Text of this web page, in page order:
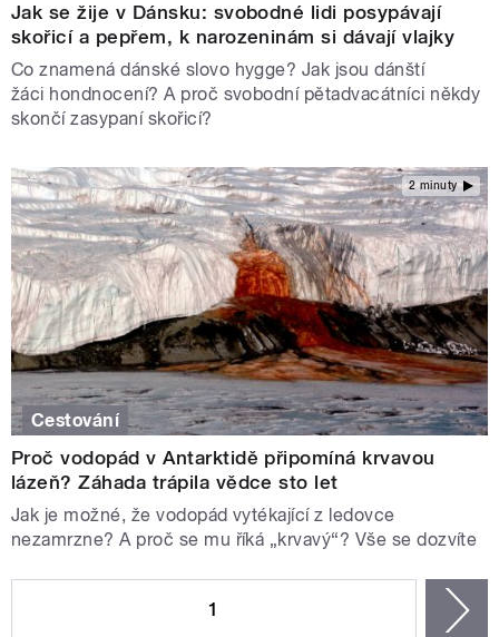
Jak se žije v Dánsku: svobodné lidi posypávají
skořicí a pepřem, k narozeninám si dávají vlajky
Co znamená dánské slovo hygge? Jak jsou dánští
žáci hondnocení? A proč svobodní pětadvacátníci někdy
skončí zasypaní skořicí?
2 minuty
Cestování
Proč vodopád v Antarktidě připomíná krvavou
lázeň? Záhada trápila vědce sto let
Jak je možné, že vodopád vytékající z ledovce
nezamrzne? A proč se mu říká „krvavý“? Vše se dozvíte
1